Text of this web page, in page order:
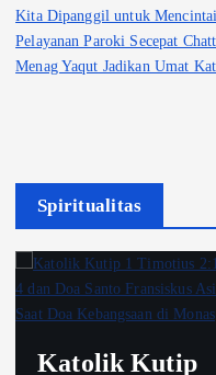
Kita Dipanggil untuk Mencintai
Pelayanan Paroki Secepat
Menag Yaqut Jadikan Umat
Spiritualitas
Katolik Kutip